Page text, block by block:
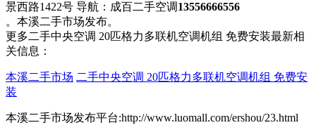
景西路1422号 导航：成百二手空调13556666556
。本溪二手市场发布。
更多二手中央空调 20匹格力多联机空调机组 免费安装最新相
关信息：
本溪二手市场 二手中央空调 20匹格力多联机空调机组 免费安
装
本溪二手市场发布平台:http://www.luomall.com/ershou/23.html